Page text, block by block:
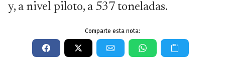
y, a nivel piloto, a 537 toneladas.
Comparte esta nota: